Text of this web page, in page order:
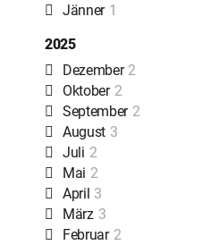
Jänner 1
2025
Dezember 2
Oktober 2
September 2
August 3
Juli 2
Mai 2
April 3
März 3
Februar 2